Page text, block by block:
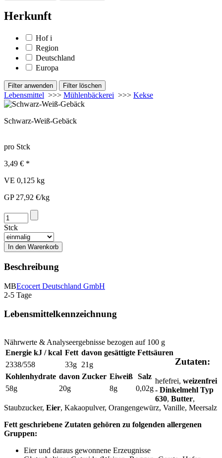
Herkunft
Hof i
Region
Deutschland
Europa
Lebensmittel >>> Mühlenbäckerei >>> Kekse
Schwarz-Weiß-Gebäck
pro Stck
3,49 € *
VE 0,125 kg
GP 27,92 €/kg
Stck
Beschreibung
MBEcocert Deutschland GmbH
2-5 Tage
Lebensmittelkennzeichnung
Nährwerte & Analyseergebnisse bezogen auf 100 g
Energie kJ / kcal
2338/558
Fett
33g
davon gesättigte Fettsäuren
21g
Kohlenhydrate
58g
davon Zucker
20g
Eiweiß
8g
Salz
0,02g
Zutaten:
hefefrei, weizenfrei
- Dinkelmehl Typ
630, Butter,
Staubzucker, Eier, Kakaopulver, Orangengewürz, Vanille, Meersalz
Fett geschriebene Zutaten gehören zu folgenden allergenen
Gruppen:
Eier und daraus gewonnene Erzeugnisse